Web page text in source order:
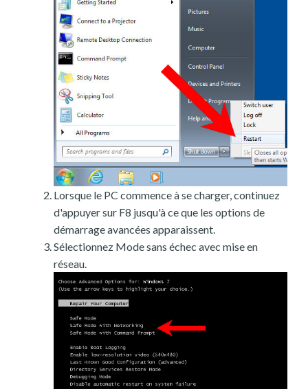
Lorsque le PC commence à se charger, continuez
d'appuyer sur F8 jusqu'à ce que les options de
démarrage avancées apparaissent.
Sélectionnez Mode sans échec avec mise en
réseau.